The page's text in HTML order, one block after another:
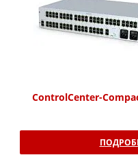
ControlCenter-